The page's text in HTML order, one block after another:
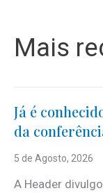
Mais
Já é
da
5 de Agosto, 2026
A Header